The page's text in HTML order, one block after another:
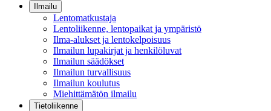
Ilmailu
Lentomatkustaja
Lentoliikenne, lentopaikat ja ympäristö
Ilma-alukset ja lentokelpoisuus
Ilmailun lupakirjat ja henkilöluvat
Ilmailun säädökset
Ilmailun turvallisuus
Ilmailun koulutus
Miehittämätön ilmailu
Tietoliikenne